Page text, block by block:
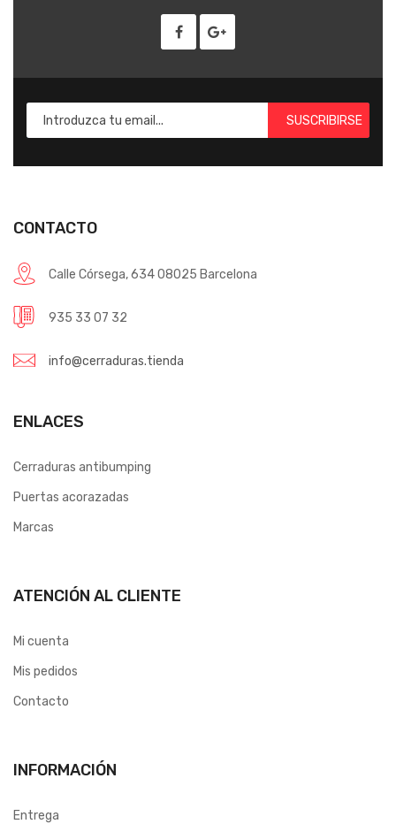
SUSCRIBIRSE
CONTACTO
Calle Córsega, 634 08025 Barcelona
935 33 07 32
info@cerraduras.tienda
ENLACES
Cerraduras antibumping
Puertas acorazadas
Marcas
ATENCIÓN AL CLIENTE
Mi cuenta
Mis pedidos
Contacto
INFORMACIÓN
Entrega